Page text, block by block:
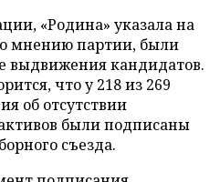
«Родина» указала на
мнению партии, были
выдвижения кандидатов.
что у 218 из 269
об отсутствии
были подписаны
съезда.